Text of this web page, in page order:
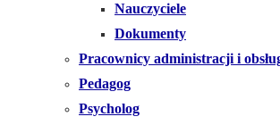
Nauczyciele
Dokumenty
Pracownicy administracji i
Pedagog
Psycholog